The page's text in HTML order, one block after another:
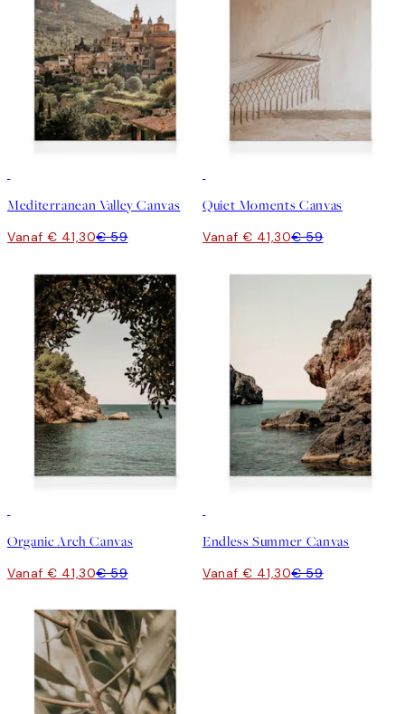
Mediterranean Valley Canvas
Vanaf € 41,30€ 59
Quiet Moments Canvas
Vanaf € 41,30€ 59
Organic Arch Canvas
Vanaf € 41,30€ 59
Endless Summer Canvas
Vanaf € 41,30€ 59